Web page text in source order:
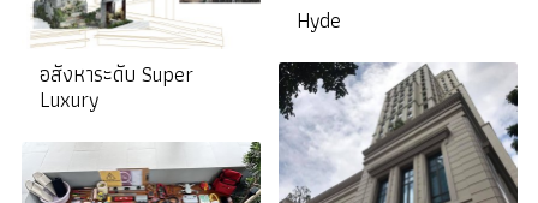
อสังหาระดับ Super
Luxury
Hyde